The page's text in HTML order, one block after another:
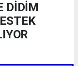
DİDİM